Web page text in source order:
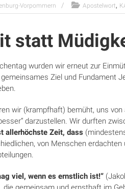
Vorpommern Apostelwort,
statt
wurden wir erneut zur
Ziel und Fundament
wir (krampfhaft) be­müht, uns
dar­zustellen. Wir durften
allerhöchste Zeit, dass
von Menschen
viel, wenn es ernst­lich ist!“